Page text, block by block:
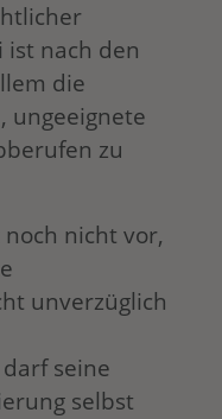
ist nach den
die
ungeeignete
zu
nicht vor,
unverzüglich
seine
selbst